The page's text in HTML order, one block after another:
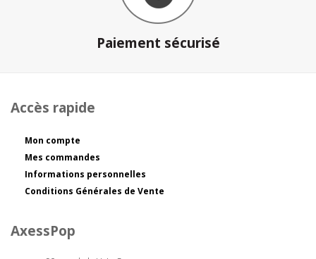
Paiement sécurisé
Accès rapide
Mon compte
Mes commandes
Informations personnelles
Conditions Générales de Vente
AxessPop